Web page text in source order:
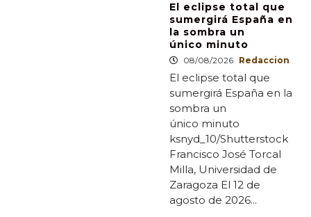
El eclipse total que
sumergirá España en
la sombra un
único minuto
08/08/2026 Redaccion
El eclipse total que
sumergirá España en la
sombra un
único minuto
ksnyd_10/Shutterstock
Francisco José Torcal
Milla, Universidad de
Zaragoza El 12 de
agosto de 2026...